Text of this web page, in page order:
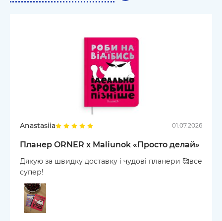
Anastasiia 01.07.2026
Планер ORNER x Maliunok «Просто делай»
Дякую за швидку доставку і чудові планери 🥰все
супер!